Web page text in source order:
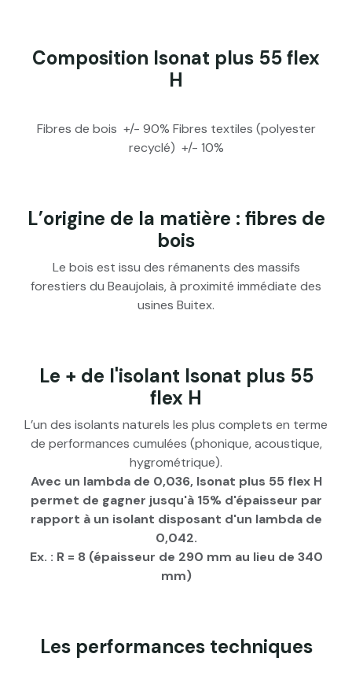
Composition Isonat plus 55 flex
H
Fibres de bois +/- 90% Fibres textiles (polyester
recyclé) +/- 10%
L’origine de la matière : fibres de
bois
Le bois est issu des rémanents des massifs
forestiers du Beaujolais, à proximité immédiate des
usines Buitex.
Le + de l'isolant Isonat plus 55
flex H
L’un des isolants naturels les plus complets en terme
de performances cumulées (phonique, acoustique,
hygrométrique).
Avec un lambda de 0,036, Isonat plus 55 flex H
permet de gagner jusqu'à 15% d'épaisseur par
rapport à un isolant disposant d'un lambda de
0,042.
Ex. : R = 8 (épaisseur de 290 mm au lieu de 340
mm)
Les performances techniques